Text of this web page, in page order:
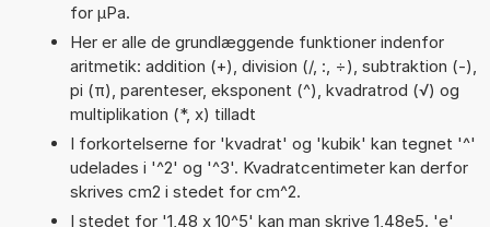
for µPa.
Her er alle de grundlæggende funktioner indenfor
aritmetik: addition (+), division (/, :, ÷), subtraktion (-),
pi (π), parenteser, eksponent (^), kvadratrod (√) og
multiplikation (*, x) tilladt
I forkortelserne for 'kvadrat' og 'kubik' kan tegnet '^'
udelades i '^2' og '^3'. Kvadratcentimeter kan derfor
skrives cm2 i stedet for cm^2.
I stedet for '1,48 x 10^5' kan man skrive 1,48e5. 'e'